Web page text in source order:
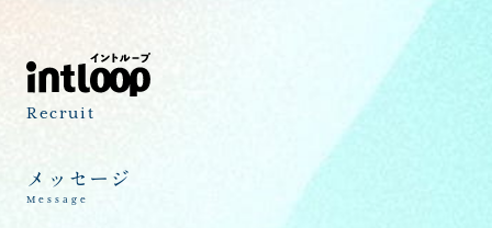
Recruit
メッセージ
Message